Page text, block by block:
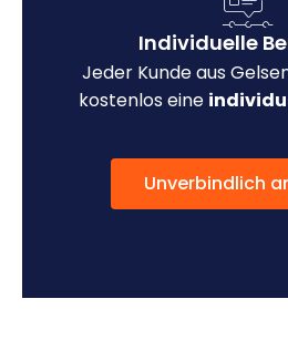
Individuelle
Jeder Kunde aus
kostenlos eine
Unverbindlich